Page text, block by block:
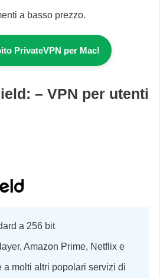
a basso prezzo.
PrivateVPN per Mac!
– VPN per utenti
a 256 bit
Amazon Prime, Netflix e
a molti altri popolari servizi di